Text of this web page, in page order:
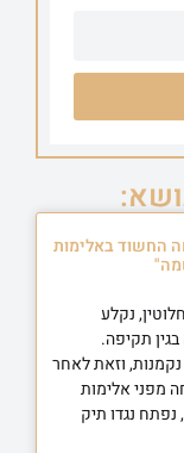
החשוד באלימות
לחלוטין, נקלע
תקיפה.
נקמנות, וזאת לאחר
מפני אלימות
נגדו תיק